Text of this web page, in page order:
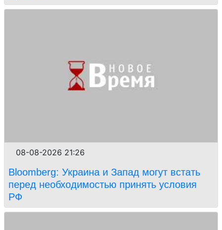
08-08-2026 21:26
Bloomberg: Украина и Запад могут встать
перед необходимостью принять условия
РФ